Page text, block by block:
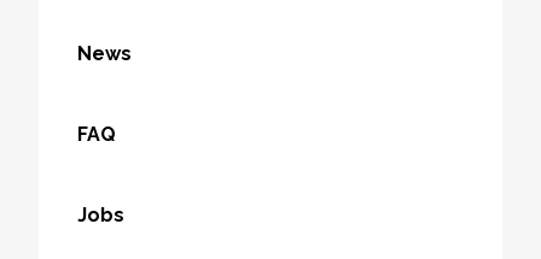
News
FAQ
Jobs